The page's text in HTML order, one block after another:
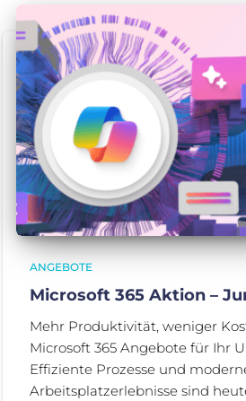
ANGEBOTE
Microsoft 365 Aktion –
Mehr Produktivität, weniger
Microsoft 365 Angebote für Ihr
Effiziente Prozesse und
Arbeitsplatzerlebnisse sind